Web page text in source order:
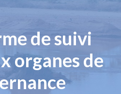
de suivi
organes de